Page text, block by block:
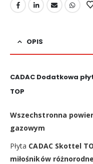
OPIS
CADAC Dodatkowa
TOP
Wszechstronna
gazowym
Płyta CADAC Skottel
miłośników